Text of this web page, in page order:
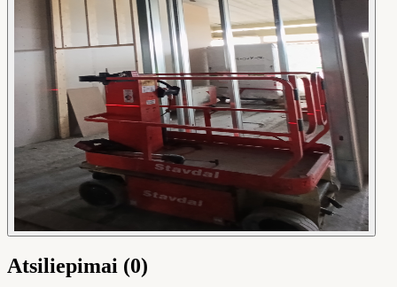
Atsiliepimai (0)